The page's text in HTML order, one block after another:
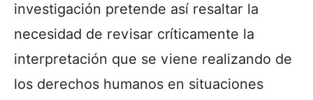
investigación pretende así resaltar la
necesidad de revisar críticamente la
interpretación que se viene realizando de
los derechos humanos en situaciones